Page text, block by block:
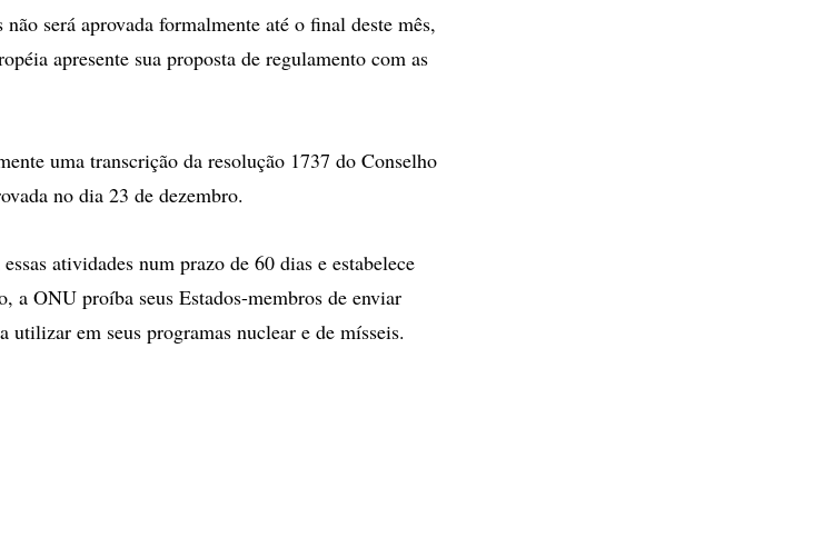
será aprovada formalmente até o final deste mês,
apresente sua proposta de regulamento com as
uma transcrição da resolução 1737 do Conselho
no dia 23 de dezembro.
atividades num prazo de 60 dias e estabelece
a ONU proíba seus Estados-membros de enviar
utilizar em seus programas nuclear e de mísseis.